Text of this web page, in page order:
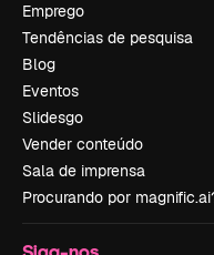
Emprego
Tendências de pesquisa
Blog
Eventos
Slidesgo
Vender conteúdo
Sala de imprensa
Procurando por